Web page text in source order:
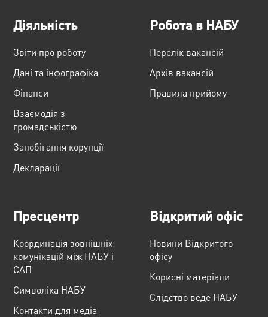
Діяльність
Звіти про роботу
Дані та інфографіка
Фінанси
Взаємодія з
громадськістю
Запобігання корупції
Декларації
Робота в НАБУ
Перелік вакансій
Архів вакансій
Правила прийому
Пресцентр
Координація зовнішніх
комунікацій між НАБУ і
САП
Cимволіка НАБУ
Контакти для медіа
Відкритий офіс
Новини Відкритого
офісу
Корисні матеріали
Слідство веде НАБУ